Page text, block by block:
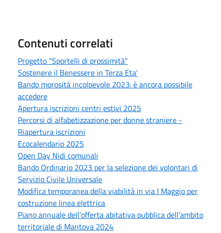
Contenuti correlati
Progetto "Sportelli di prossimità"
Sostenere il Benessere in Terza Eta'
Bando morosità incolpevole 2023: è ancora possibile
accedere
Apertura iscrizioni centri estivi 2025
Percorsi di alfabetizzazione per donne straniere -
Riapertura iscrizioni
Ecocalendario 2025
Open Day Nidi comunali
Bando Ordinario 2023 per la selezione dei volontari di
Servizio Civile Universale
Modifica temporanea della viabilità in via I Maggio per
costruzione linea elettrica
Piano annuale dell’offerta abitativa pubblica dell’ambito
territoriale di Mantova 2024